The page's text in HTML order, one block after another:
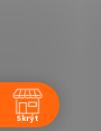
Skrýt